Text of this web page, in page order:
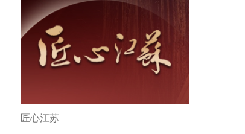
匠心江苏